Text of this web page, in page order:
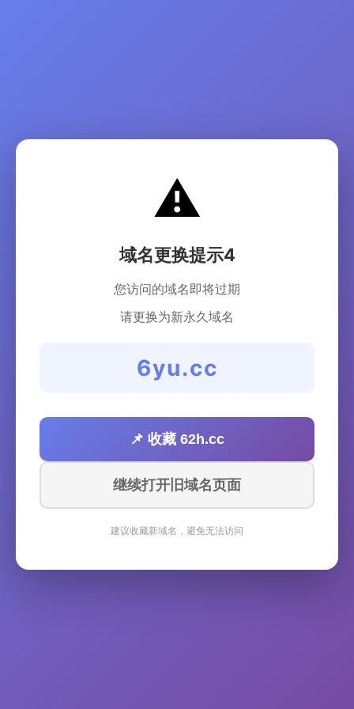
⚠️
域名更换提示4
您访问的域名即将过期
请更换为新永久域名
6yu.cc
📌 收藏 62h.cc
继续打开旧域名页面
建议收藏新域名，避免无法访问